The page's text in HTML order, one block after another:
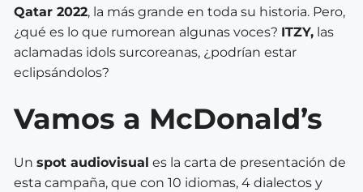
Qatar 2022, la más grande en toda su historia. Pero,
¿qué es lo que rumorean algunas voces? ITZY, las
aclamadas idols surcoreanas, ¿podrían estar
eclipsándolos?
Vamos a McDonald’s
Un spot audiovisual es la carta de presentación de
esta campaña, que con 10 idiomas, 4 dialectos y